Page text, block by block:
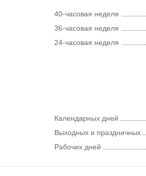
40-часовая неделя
36-часовая неделя
24-часовая неделя
Календарных дней
Выходных и праздничных
Рабочих дней